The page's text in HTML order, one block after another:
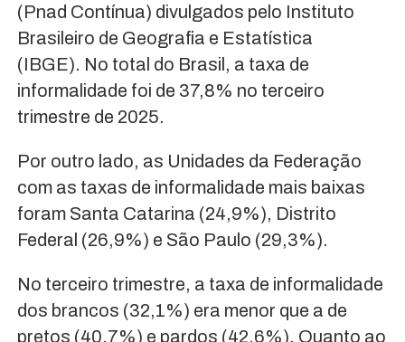
(Pnad Contínua) divulgados pelo Instituto
Brasileiro de Geografia e Estatística
(IBGE). No total do Brasil, a taxa de
informalidade foi de 37,8% no terceiro
trimestre de 2025.
Por outro lado, as Unidades da Federação
com as taxas de informalidade mais baixas
foram Santa Catarina (24,9%), Distrito
Federal (26,9%) e São Paulo (29,3%).
No terceiro trimestre, a taxa de informalidade
dos brancos (32,1%) era menor que a de
pretos (40,7%) e pardos (42,6%). Quanto ao